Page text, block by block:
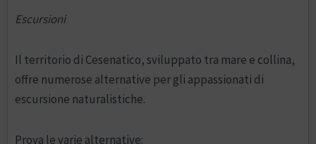
Escursioni
Il territorio di Cesenatico, sviluppato tra mare e collina,
offre numerose alternative per gli appassionati di
escursione naturalistiche.
Prova le varie alternative: